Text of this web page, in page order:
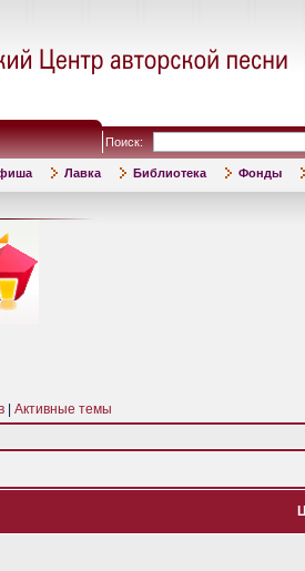
Поиск:
Лавка Библиотека Фонды
Активные темы